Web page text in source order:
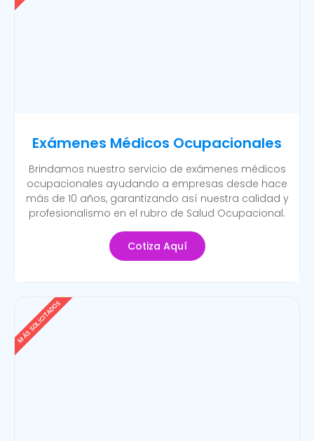
Exámenes Médicos Ocupacionales
Brindamos nuestro servicio de exámenes médicos
ocupacionales ayudando a empresas desde hace
más de 10 años, garantizando así nuestra calidad y
profesionalismo en el rubro de Salud Ocupacional.
Cotiza Aquí
MÁS SOLICITADOS